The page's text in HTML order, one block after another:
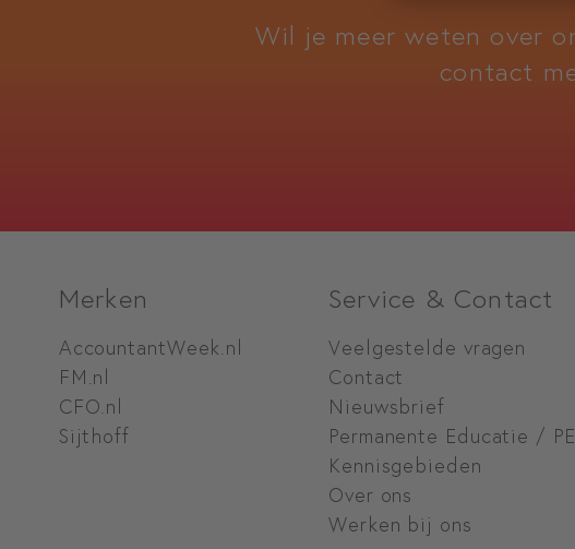
Wil je meer weten over
contact
Merken
AccountantWeek.nl
FM.nl
CFO.nl
Sijthoff
Service & Contact
Veelgestelde vragen
Contact
Nieuwsbrief
Permanente Educatie / PE
Kennisgebieden
Over ons
Werken bij ons